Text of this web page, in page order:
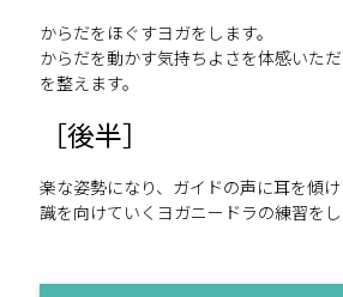
からだをほぐすヨガをします。
からだを動かす気持ちよさを体感いた
を整えます。
後半
楽な姿勢になり、ガイドの声に耳を傾
識を向けていくヨガニードラの練習をし